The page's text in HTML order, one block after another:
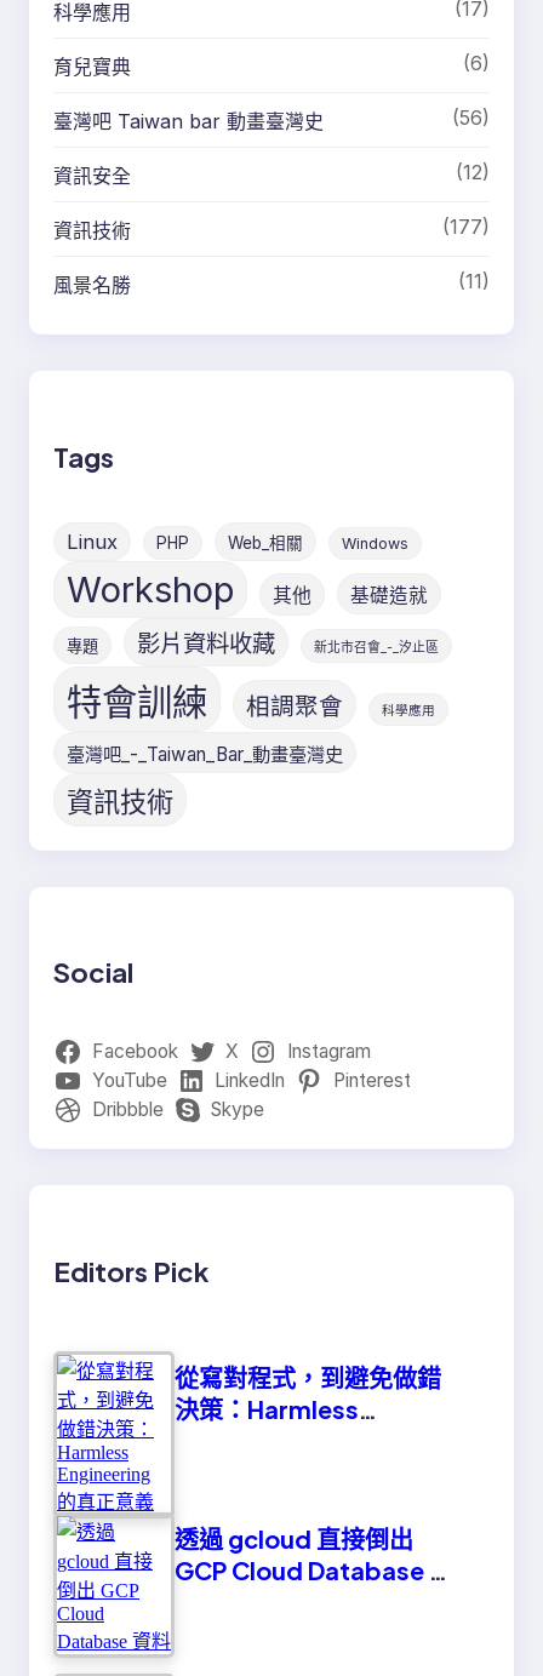
科學應用 (17)
育兒寶典 (6)
臺灣吧 Taiwan bar 動畫臺灣史 (56)
資訊安全 (12)
資訊技術 (177)
風景名勝 (11)
Tags
Linux PHP Web_相關 Windows
Workshop 其他 基礎造就
專題 影片資料收藏 新北市召會_-_汐止區
特會訓練 相調聚會 科學應用
臺灣吧_-_Taiwan_Bar_動畫臺灣史
資訊技術
Social
Facebook X
Instagram
YouTube
LinkedIn
Pinterest
Dribbble
Skype
Editors Pick
從寫對程式，到避免做錯
決策：Harmless
透過 gcloud 直接倒出
GCP Cloud Database 資